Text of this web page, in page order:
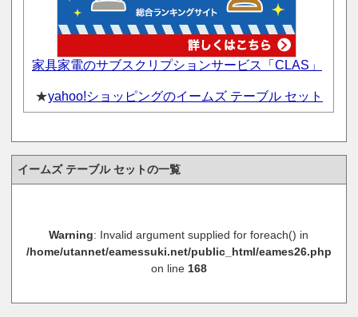
家具家電のサブスクリプションサービス「CLAS」
★yahoo!ショッピングのイームズ テーブル セット
イームズ テーブル セットの一覧
Warning: Invalid argument supplied for foreach() in
/home/utannet/eamessuki.net/public_html/eames26.php
on line 168